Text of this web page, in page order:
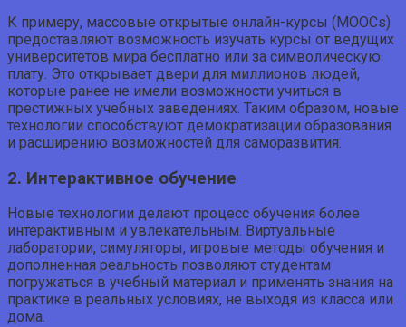
К примеру, массовые открытые онлайн-курсы (MOOCs)
предоставляют возможность изучать курсы от ведущих
университетов мира бесплатно или за символическую
плату. Это открывает двери для миллионов людей,
которые ранее не имели возможности учиться в
престижных учебных заведениях. Таким образом, новые
технологии способствуют демократизации образования
и расширению возможностей для саморазвития.
2. Интерактивное обучение
Новые технологии делают процесс обучения более
интерактивным и увлекательным. Виртуальные
лаборатории, симуляторы, игровые методы обучения и
дополненная реальность позволяют студентам
погружаться в учебный материал и применять знания на
практике в реальных условиях, не выходя из класса или
дома.